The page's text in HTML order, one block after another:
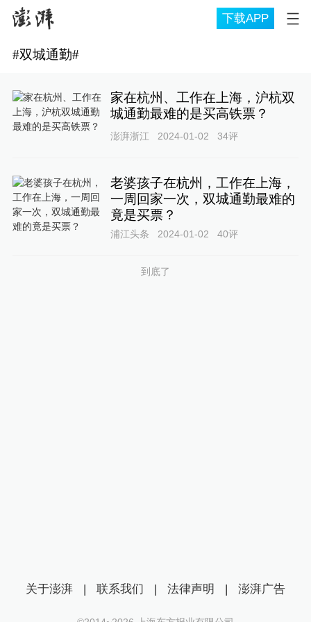
下载APP
#双城通勤#
家在杭州、工作在上海，沪杭双
城通勤最难的是买高铁票？
澎湃浙江 2024-01-02 34评
老婆孩子在杭州，工作在上海，
一周回家一次，双城通勤最难的
竟是买票？
浦江头条 2024-01-02 40评
到底了
关于澎湃 | 联系我们 | 法律声明 | 澎湃广告